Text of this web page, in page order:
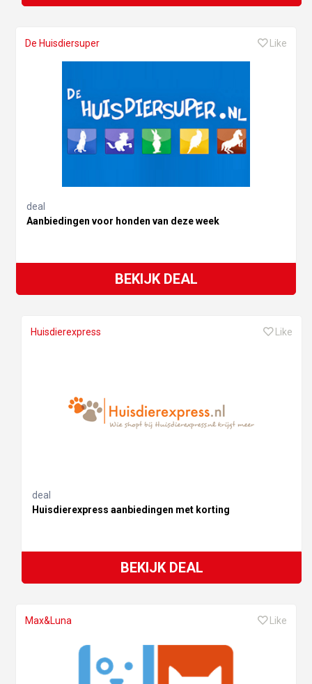
De Huisdiersuper Like
deal
Aanbiedingen voor honden van deze week
BEKIJK DEAL
Huisdierexpress Like
deal
Huisdierexpress aanbiedingen met korting
BEKIJK DEAL
Max&Luna Like